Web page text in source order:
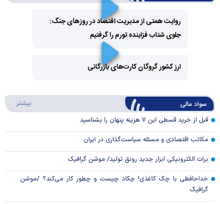
Play
Video
روایت همتی از مدیریت اقتصاد در روزهای جنگ:
جلوی شتاب فزاینده تورم را گرفتیم
Video
ارز کشور گروگان کارت‌های بازرگانی
سواد مالی بیشتر
قبل از خرید قسطی این ۷ هزینه پنهان را بشناسید
مکاتب اقتصادی و مسئله سیاست‌گذاری در ایران
برات الکترونیکی ابزار جدید رونق تولید/ موشن گرافیک
خداحافظی با چک کاغذی! چکاد چیست و چطور کار می‌کند؟ /موشن
گرافیک